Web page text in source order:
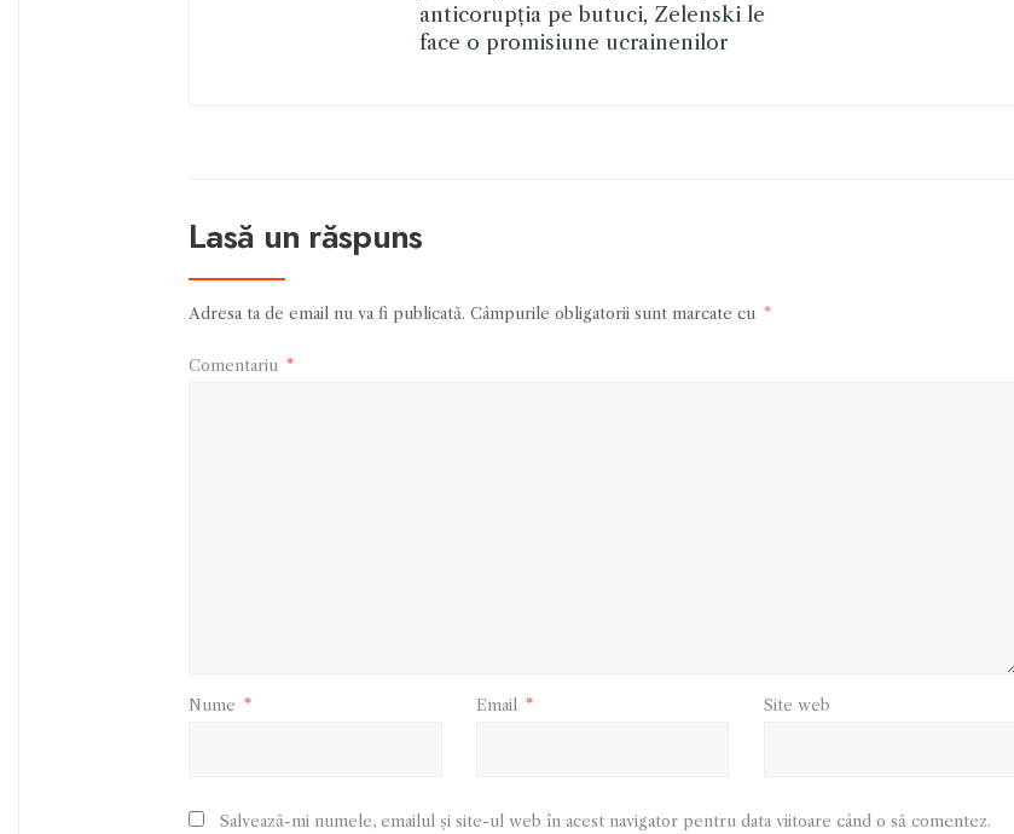
anticorupția pe butuci, Zelenski le
face o promisiune ucrainenilor
Lasă un răspuns
Adresa ta de email nu va fi publicată. Câmpurile obligatorii sunt marcate cu *
Comentariu *
Nume * Email * Site web
Salvează-mi numele, emailul și site-ul web în acest navigator pentru data viitoare când o să comentez.